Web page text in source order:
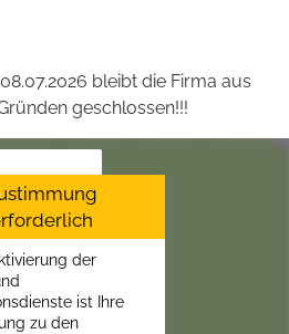
bleibt die Firma aus
geschlossen!!!
Neuruppin
der
ist Ihre
zu den